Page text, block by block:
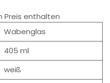
Preis enthalten
Wabenglas
405 ml
weiß